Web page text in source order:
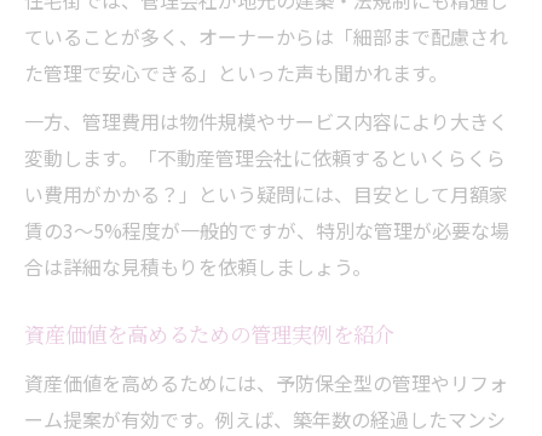
ていることが多く、オーナーからは「細部まで配慮され
た管理で安心できる」といった声も聞かれます。
一方、管理費用は物件規模やサービス内容により大きく
変動します。「不動産管理会社に依頼するといくらくら
い費用がかかる？」という疑問には、目安として月額家
賃の3〜5%程度が一般的ですが、特別な管理が必要な場
合は詳細な見積もりを依頼しましょう。
資産価値を高めるための管理実例を紹介
資産価値を高めるためには、予防保全型の管理やリフォ
ーム提案が有効です。例えば、築年数の経過したマンシ